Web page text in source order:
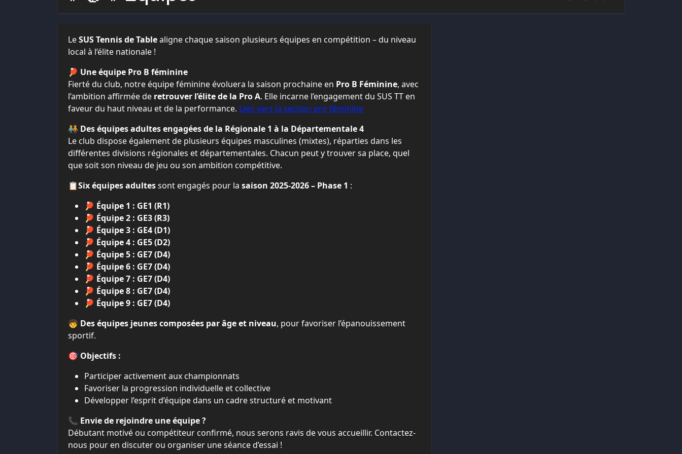
LeSUS Tennis de Tablealigne chaque saison plusieurs équipes en compétition – du niveau
local à l’élite nationale !
🏓 Une équipe Pro B féminine
Fierté du club, notre équipe féminine évoluera la saison prochaine en Pro B Féminine, avec
l’ambition affirmée de retrouver l’élite de la Pro A. Elle incarne l’engagement du SUS TT en
faveur du haut niveau et de la performance. Lien vers la section pro féminine
🧑‍🤝‍🧑 Des équipes adultes engagées de la Régionale 1 à la Départementale 4
Le club dispose également de plusieurs équipes masculines (mixtes), réparties dans les
différentes divisions régionales et départementales. Chacun peut y trouver sa place, quel
que soit son niveau de jeu ou son ambition compétitive.
📋Six équipes adultessont engagés pour la saison 2025-2026 – Phase 1 :
🏓 Équipe 1 : GE1 (R1)
🏓 Équipe 2 : GE3 (R3)
🏓 Équipe 3 : GE4 (D1)
🏓 Équipe 4 : GE5 (D2)
🏓 Équipe 5 : GE7 (D4)
🏓 Équipe 6 : GE7 (D4)
🏓 Équipe 7 : GE7 (D4)
🏓 Équipe 8 : GE7 (D4)
🏓 Équipe 9 : GE7 (D4)
🧒 Des équipes jeunes composées par âge et niveau, pour favoriser l’épanouissement
sportif.
🎯 Objectifs :
Participer activement aux championnats
Favoriser la progression individuelle et collective
Développer l’esprit d’équipe dans un cadre structuré et motivant
📞 Envie de rejoindre une équipe ?
Débutant motivé ou compétiteur confirmé, nous serons ravis de vous accueillir. Contactez-
nous pour en discuter ou organiser une séance d’essai !